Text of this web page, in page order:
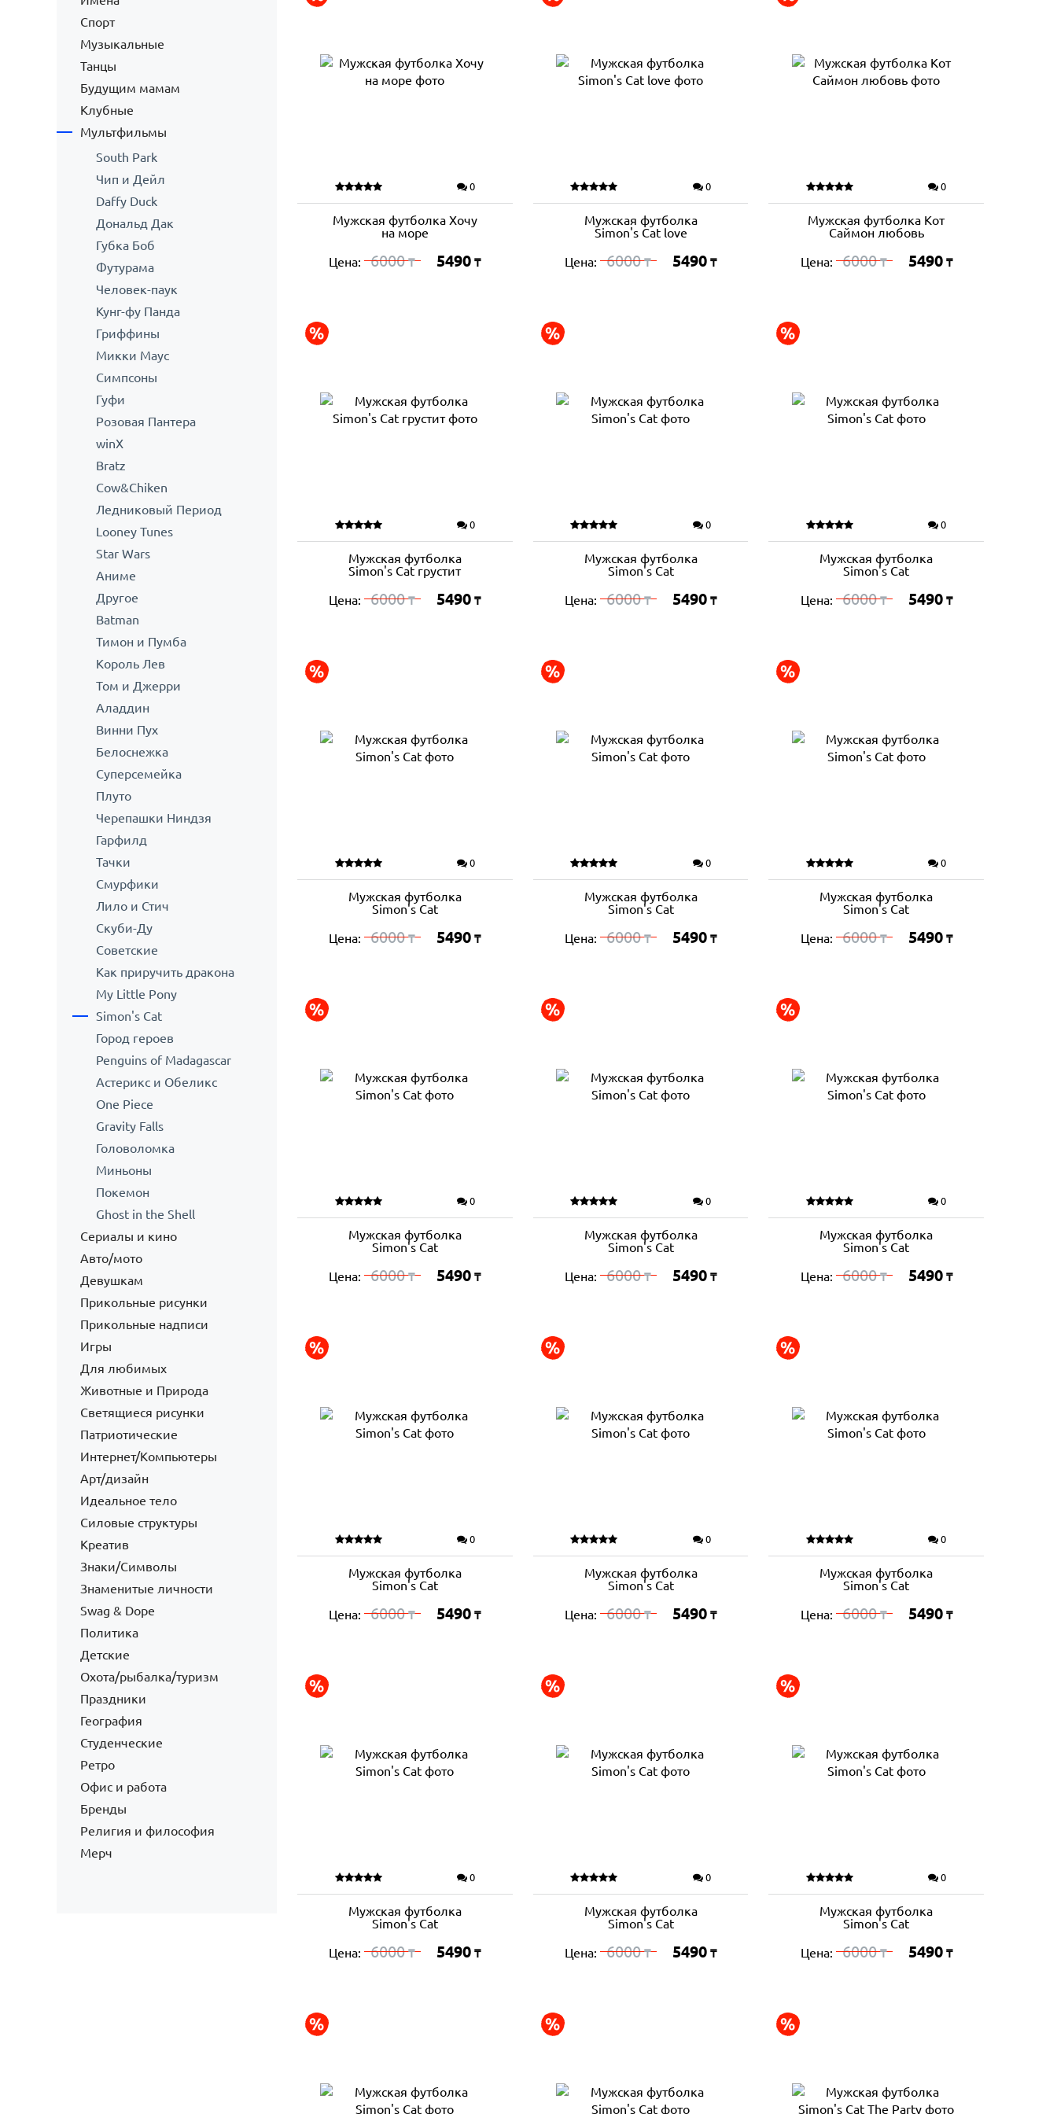
Спорт
Музыкальные
Танцы
Будущим мамам
Клубные
Мультфильмы
South Park
Чип и Дейл
Daffy Duck
Дональд Дак
Губка Боб
Футурама
Человек-паук
Кунг-фу Панда
Гриффины
Микки Маус
Симпсоны
Гуфи
Розовая Пантера
winX
Bratz
Cow&Chiken
Ледниковый Период
Looney Tunes
Star Wars
Аниме
Другое
Batman
Тимон и Пумба
Король Лев
Том и Джерри
Аладдин
Винни Пух
Белоснежка
Суперсемейка
Плуто
Черепашки Ниндзя
Гарфилд
Тачки
Смурфики
Лило и Стич
Скуби-Ду
Советские
Как приручить дракона
My Little Pony
Simon's Cat
Город героев
Penguins of Madagascar
Астерикс и Обеликс
One Piece
Gravity Falls
Головоломка
Миньоны
Покемон
Ghost in the Shell
Сериалы и кино
Авто/мото
Девушкам
Прикольные рисунки
Прикольные надписи
Игры
Для любимых
Животные и Природа
Светящиеся рисунки
Патриотические
Интернет/Компьютеры
Арт/дизайн
Идеальное тело
Силовые структуры
Креатив
Знаки/Символы
Знаменитые личности
Swag & Dope
Политика
Детские
Охота/рыбалка/туризм
Праздники
География
Студенческие
Ретро
Офис и работа
Бренды
Религия и философия
Мерч
0
Мужская футболка Хочу
на море
Цена: 6000₸ 5490 ₸
0
Мужская футболка
Simon's Cat love
Цена: 6000₸ 5490 ₸
0
Мужская футболка Кот
Саймон любовь
Цена: 6000₸ 5490 ₸
0
Мужская футболка
Simon's Cat грустит
Цена: 6000₸ 5490 ₸
0
Мужская футболка
Simon's Cat
Цена: 6000₸ 5490 ₸
0
Мужская футболка
Simon's Cat
Цена: 6000₸ 5490 ₸
0
Мужская футболка
Simon's Cat
Цена: 6000₸ 5490 ₸
0
Мужская футболка
Simon's Cat
Цена: 6000₸ 5490 ₸
0
Мужская футболка
Simon's Cat
Цена: 6000₸ 5490 ₸
0
Мужская футболка
Simon's Cat
Цена: 6000₸ 5490 ₸
0
Мужская футболка
Simon's Cat
Цена: 6000₸ 5490 ₸
0
Мужская футболка
Simon's Cat
Цена: 6000₸ 5490 ₸
0
Мужская футболка
Simon's Cat
Цена: 6000₸ 5490 ₸
0
Мужская футболка
Simon's Cat
Цена: 6000₸ 5490 ₸
0
Мужская футболка
Simon's Cat
Цена: 6000₸ 5490 ₸
0
Мужская футболка
Simon's Cat
Цена: 6000₸ 5490 ₸
0
Мужская футболка
Simon's Cat
Цена: 6000₸ 5490 ₸
0
Мужская футболка
Simon's Cat
Цена: 6000₸ 5490 ₸